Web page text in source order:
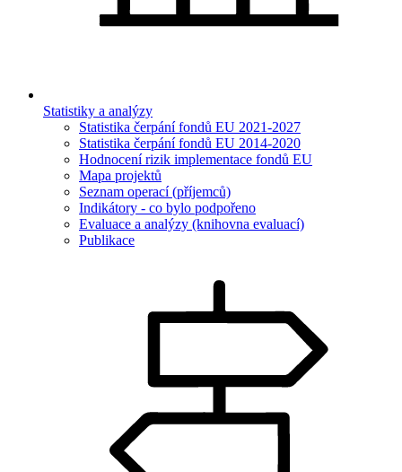
Statistiky a analýzy
Statistika čerpání fondů EU 2021-2027
Statistika čerpání fondů EU 2014-2020
Hodnocení rizik implementace fondů EU
Mapa projektů
Seznam operací (příjemců)
Indikátory - co bylo podpořeno
Evaluace a analýzy (knihovna evaluací)
Publikace